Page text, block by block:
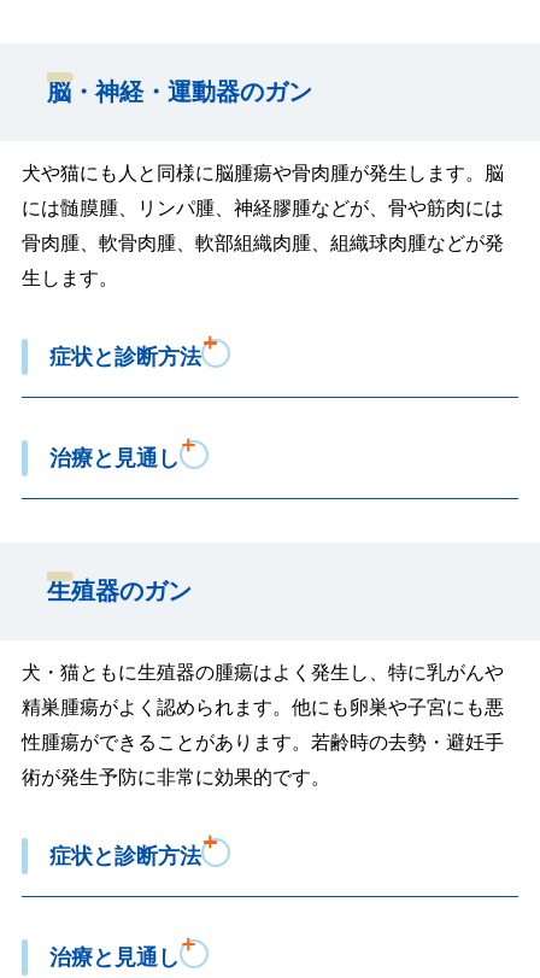
脳・神経・運動器のガン
犬や猫にも人と同様に脳腫瘍や骨肉腫が発生します。脳
には髄膜腫、リンパ腫、神経膠腫などが、骨や筋肉には
骨肉腫、軟骨肉腫、軟部組織肉腫、組織球肉腫などが発
生します。
症状と診断方法
治療と見通し
生殖器のガン
犬・猫ともに生殖器の腫瘍はよく発生し、特に乳がんや
精巣腫瘍がよく認められます。他にも卵巣や子宮にも悪
性腫瘍ができることがあります。若齢時の去勢・避妊手
術が発生予防に非常に効果的です。
症状と診断方法
治療と見通し